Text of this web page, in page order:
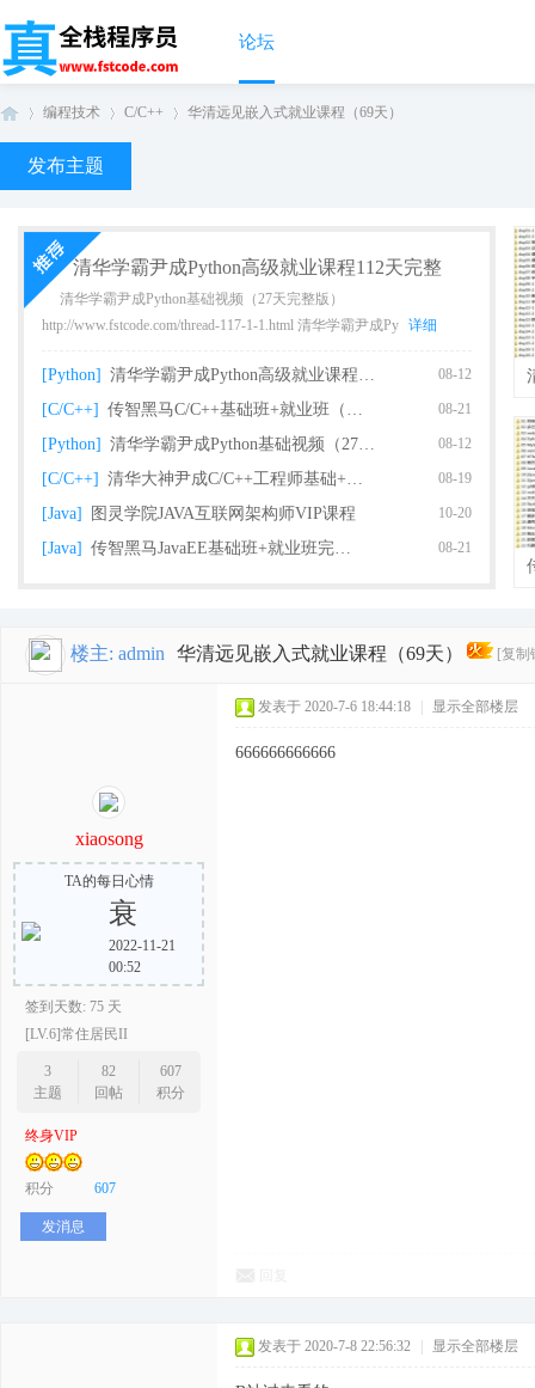
论坛
程
编程技术 C/C++ 华清远见嵌入式就业课程（69天）
发布主题
清华学霸尹成Python高级就业课程112天完整
清华学霸尹成Python基础视频（27天完整版）
http://www.fstcode.com/thread-117-1-1.html 清华学霸尹成Py 详细
[Python] 清华学霸尹成Python高级就业课程112天完整 08-12
[C/C++] 传智黑马C/C++基础班+就业班（完整版） 08-21
[Python] 清华学霸尹成Python基础视频（27天完整版课 08-12
[C/C++] 清华大神尹成C/C++工程师基础+就业课程（93 08-19
[Java] 图灵学院JAVA互联网架构师VIP课程 10-20
[Java] 传智黑马JavaEE基础班+就业班完整版（2018 08-21
楼主: admin 华清远见嵌入式就业课程（69天） [复制
xiaosong
TA的每日心情
衰
2022-11-21
00:52
签到天数: 75 天
[LV.6]常住居民II
3
主题
82
回帖
607
积分
终身VIP
积分 607
发消息
发表于 2020-7-6 18:44:18 显示全部楼层
666666666666
发表于 2020-7-8 22:56:32 显示全部楼层